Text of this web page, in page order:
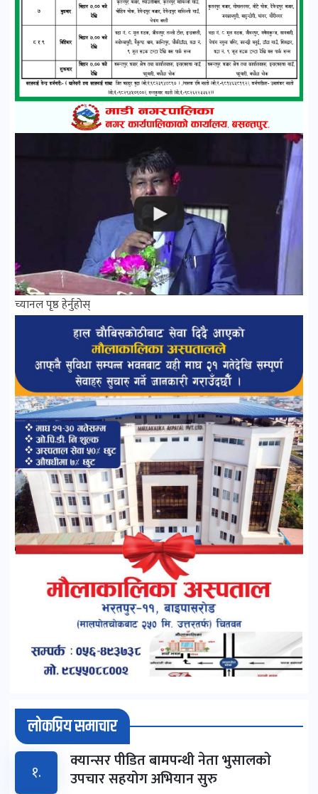
च्यानल पृष्ठ हेर्नुहोस्
लोकप्रिय समाचार
१. क्यान्सर पीडित बामपन्थी नेता भुसालकाे
उपचार सहयोग अभियान सुरु